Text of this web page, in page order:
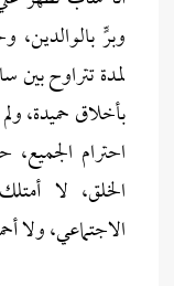
وبرٍّ بالوالدين،
لمدة تتراوح بين
بأخلاق حميدة،
احترام
الخلق، لا
الاجتماعي، ولا